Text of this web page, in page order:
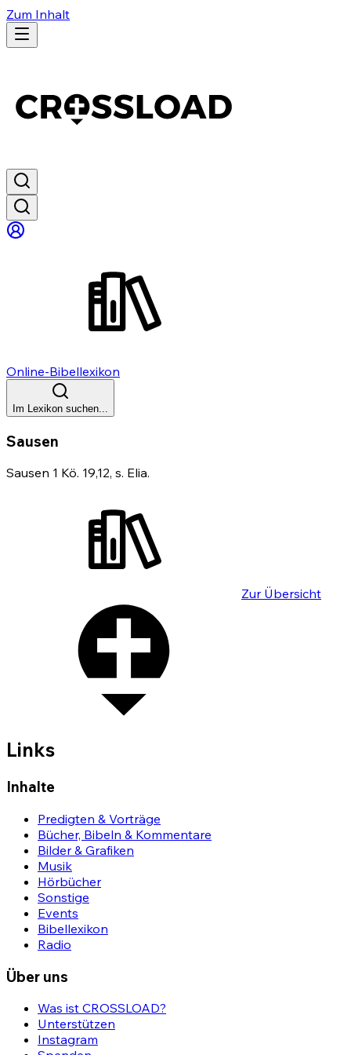
Zum Inhalt
Online-Bibellexikon
Im Lexikon suchen...
Sausen
Sausen 1 Kö. 19,12, s. Elia.
Zur Übersicht
Links
Inhalte
Predigten & Vorträge
Bücher, Bibeln & Kommentare
Bilder & Grafiken
Musik
Hörbücher
Sonstige
Events
Bibellexikon
Radio
Über uns
Was ist CROSSLOAD?
Unterstützen
Instagram